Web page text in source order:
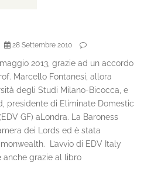
28 Settembre 2010
2013, grazie ad un accordo
Marcello Fontanesi, allora
degli Studi Milano-Bicocca, e
presidente di Eliminate Domestic
GF) aLondra. La Baroness
dei Lords ed è stata
L’avvio di EDV Italy
anche grazie al libro